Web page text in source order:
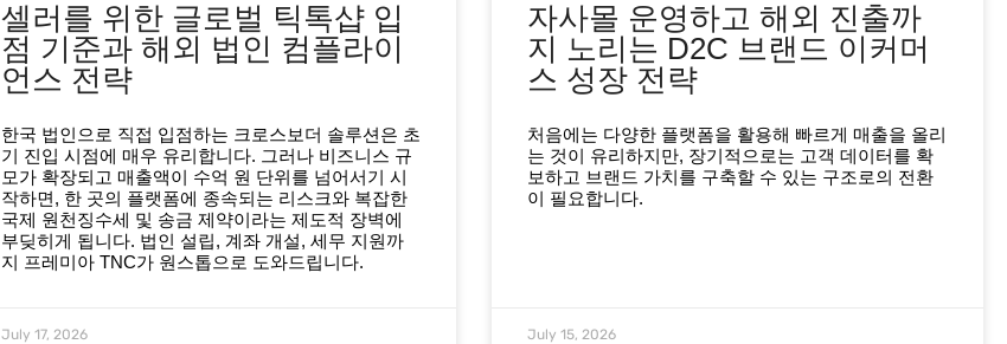
셀러를 위한 글로벌 틱톡샵 입
점 기준과 해외 법인 컴플라이
언스 전략
한국 법인으로 직접 입점하는 크로스보더 솔루션은 초
기 진입 시점에 매우 유리합니다. 그러나 비즈니스 규
모가 확장되고 매출액이 수억 원 단위를 넘어서기 시
작하면, 한 곳의 플랫폼에 종속되는 리스크와 복잡한
국제 원천징수세 및 송금 제약이라는 제도적 장벽에
부딪히게 됩니다. 법인 설립, 계좌 개설, 세무 지원까
지 프레미아 TNC가 원스톱으로 도와드립니다.
July 17, 2026
자사몰 운영하고 해외 진출까
지 노리는 D2C 브랜드 이커머
스 성장 전략
처음에는 다양한 플랫폼을 활용해 빠르게 매출을 올리
는 것이 유리하지만, 장기적으로는 고객 데이터를 확
보하고 브랜드 가치를 구축할 수 있는 구조로의 전환
이 필요합니다.
July 15, 2026